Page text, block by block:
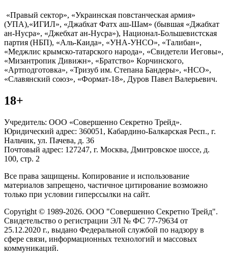
«Правый сектор», «Украинская повстанческая армия»
(УПА),«ИГИЛ», «Джабхат Фатх аш-Шам» (бывшая «Джабхат
ан-Нусра», «Джебхат ан-Нусра»), Национал-Большевистская
партия (НБП), «Аль-Каида», «УНА-УНСО», «Талибан»,
«Меджлис крымско-татарского народа», «Свидетели Иеговы»,
«Мизантропик Дивижн», «Братство» Корчинского,
«Артподготовка», «Тризуб им. Степана Бандеры», «НСО»,
«Славянский союз», «Формат-18», Дуров Павел Валерьевич.
18+
Учредитель: ООО «Совершенно Секретно Трейд».
Юридический адрес: 360051, Кабардино-Балкарская Респ., г.
Нальчик, ул. Пачева, д. 36
Почтовый адрес: 127247, г. Москва, Дмитровское шоссе, д.
100, стр. 2
Все права защищены. Копирование и использование
материалов запрещено, частичное цитирование возможно
только при условии гиперссылки на сайт.
Copyright © 1989-2026. ООО "Совершенно Секретно Трейд".
Свидетельство о регистрации ЭЛ № ФС 77-79634 от
25.12.2020 г., выдано Федеральной службой по надзору в
сфере связи, информационных технологий и массовых
коммуникаций.